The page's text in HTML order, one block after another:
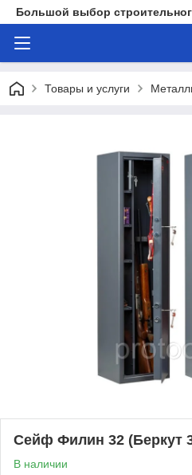
Большой выбор
Товары и услуги
Сейф Филин 32 (Беркут
В наличии